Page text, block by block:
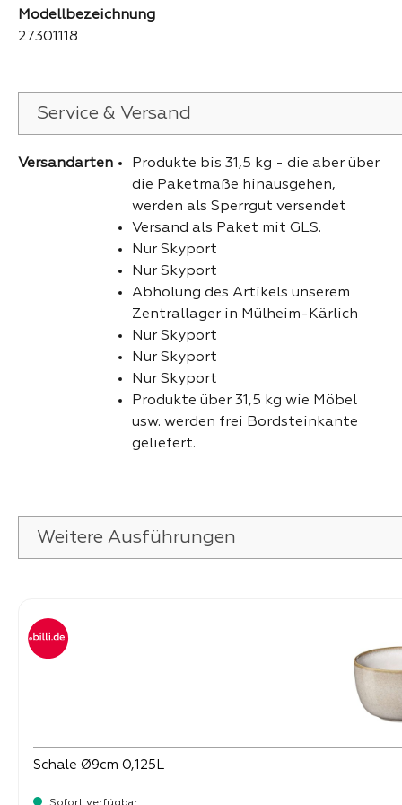
Modellbezeichnung
27301118
Service & Versand
Versandarten
Produkte bis 31,5 kg - die aber über
die Paketmaße hinausgehen,
werden als Sperrgut versendet
Versand als Paket mit GLS.
Nur Skyport
Nur Skyport
Abholung des Artikels unserem
Zentrallager in Mülheim-Kärlich
Nur Skyport
Nur Skyport
Nur Skyport
Produkte über 31,5 kg wie Möbel
usw. werden frei Bordsteinkante
geliefert.
Weitere Ausführungen
Schale Ø9cm 0,125L